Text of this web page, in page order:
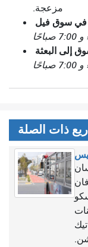
مزعجة.
في سوق فيل
إلى البعثة
ذات الصلة